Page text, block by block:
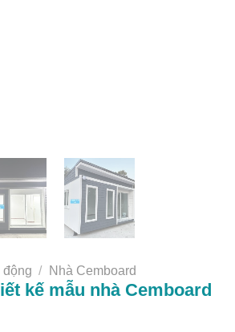
động / Nhà Cemboard
kế mẫu nhà Cemboard